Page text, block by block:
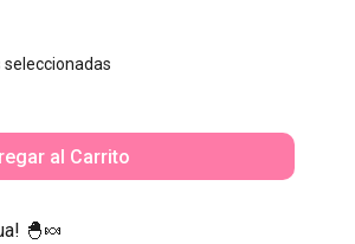
al Carrito
🐣🍬